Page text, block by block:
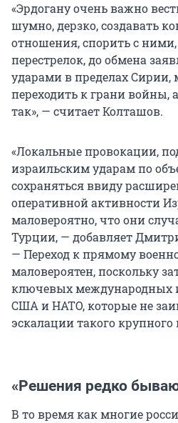
«Эрдогану очень важно
шумно, дерзко, создавать
отношения, спорить с ними,
перестрелок, до обмена
ударами в пределах Сирии,
переходить к грани войны,
так», — считает Колташов.
«Локальные провокации,
израильским ударам по
сохраняться ввиду
оперативной активности
маловероятно, что они
Турции, — добавляет
— Переход к прямому
маловероятен, поскольку
ключевых международных
США и НАТО, которые не
эскалации такого
«Решения редко
В то время как многие